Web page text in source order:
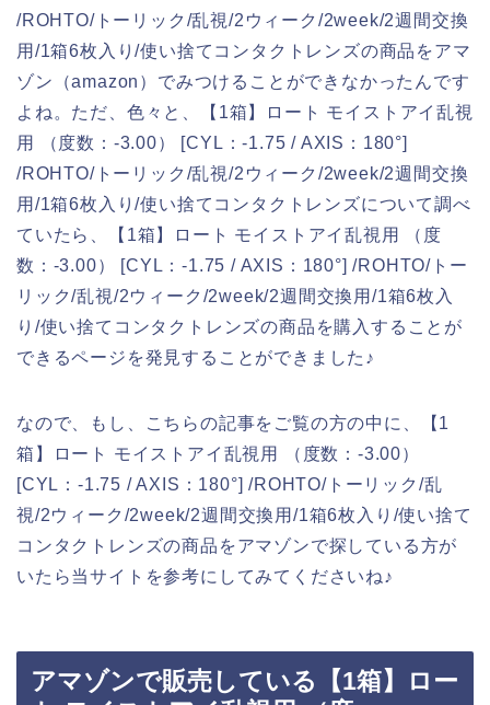
/ROHTO/トーリック/乱視/2ウィーク/2week/2週間交換
用/1箱6枚入り/使い捨てコンタクトレンズの商品をアマ
ゾン（amazon）でみつけることができなかったんです
よね。ただ、色々と、【1箱】ロート モイストアイ乱視
用 （度数：-3.00） [CYL：-1.75 / AXIS：180°]
/ROHTO/トーリック/乱視/2ウィーク/2week/2週間交換
用/1箱6枚入り/使い捨てコンタクトレンズについて調べ
ていたら、【1箱】ロート モイストアイ乱視用 （度
数：-3.00） [CYL：-1.75 / AXIS：180°] /ROHTO/トー
リック/乱視/2ウィーク/2week/2週間交換用/1箱6枚入
り/使い捨てコンタクトレンズの商品を購入することが
できるページを発見することができました♪
なので、もし、こちらの記事をご覧の方の中に、【1
箱】ロート モイストアイ乱視用 （度数：-3.00）
[CYL：-1.75 / AXIS：180°] /ROHTO/トーリック/乱
視/2ウィーク/2week/2週間交換用/1箱6枚入り/使い捨て
コンタクトレンズの商品をアマゾンで探している方が
いたら当サイトを参考にしてみてくださいね♪
アマゾンで販売している【1箱】ロー